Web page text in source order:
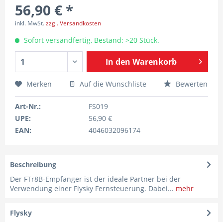
56,90 € *
inkl. MwSt.zzgl. Versandkosten
Sofort versandfertig, Bestand: >20 Stück.
In den Warenkorb
Merken Auf die Wunschliste Bewerten
Art-Nr.:
FS019
UPE:
56,90 €
EAN:
4046032096174
Beschreibung
Der FTr8B-Empfänger ist der ideale Partner bei der
Verwendung einer Flysky Fernsteuerung. Dabei... mehr
Flysky